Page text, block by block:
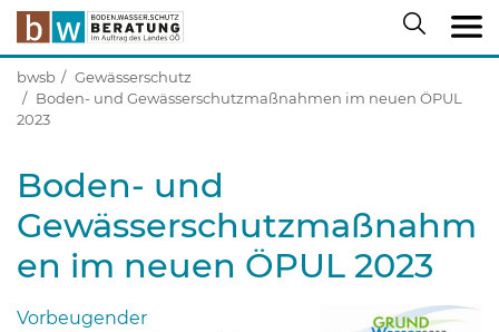
bwsb
Gewässerschutz
Boden- und Gewässerschutzmaßnahmen im neuen ÖPUL
2023
Boden- und
Gewässerschutzmaßnahm
en im neuen ÖPUL 2023
Vorbeugender